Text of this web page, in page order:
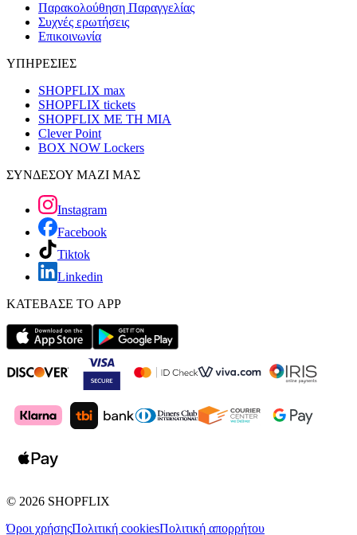
Παρακολούθηση Παραγγελίας
Συχνές ερωτήσεις
Επικοινωνία
ΥΠΗΡΕΣΙΕΣ
SHOPFLIX max
SHOPFLIX tickets
SHOPFLIX ΜΕ ΤΗ ΜΙΑ
Clever Point
BOX NOW Lockers
ΣΥΝΔΕΣΟΥ ΜΑΖΙ ΜΑΣ
Instagram
Facebook
Tiktok
Linkedin
ΚΑΤΕΒΑΣΕ ΤΟ APP
© 2026 SHOPFLIX
Όροι χρήσηςΠολιτική cookiesΠολιτική απορρήτου